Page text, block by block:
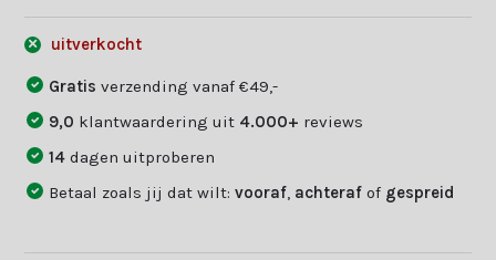
uitverkocht
Gratisverzending vanaf €49,-
9,0 klantwaardering uit 4.000+ reviews
14dagen uitproberen
Betaal zoals jij dat wilt:vooraf achteraf of gespreid